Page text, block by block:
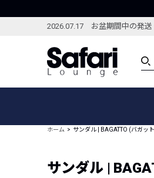
2026.07.17 お盆期間中の発送
ブランドから探す
新着アイテム
ホーム サンダル | BAGATTO (バガッ
サンダル |